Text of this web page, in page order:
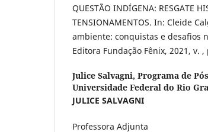
QUESTÃO INDÍGENA: RESGATE
TENSIONAMENTOS. In: Cleide
ambiente: conquistas e desafios
Editora Fundação Fênix, 2021, v. ,
Julice Salvagni, Programa de
Universidade Federal do Rio
JULICE SALVAGNI
Professora Adjunta